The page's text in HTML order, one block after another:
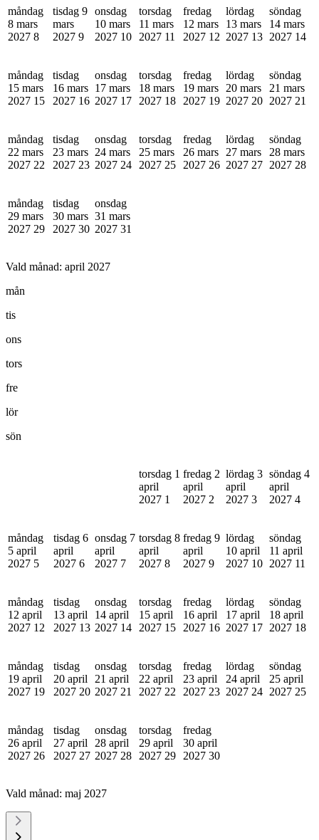
måndag
8 mars
2027 8
tisdag 9
mars
2027 9
onsdag
10 mars
2027 10
torsdag
11 mars
2027 11
fredag
12 mars
2027 12
lördag
13 mars
2027 13
söndag
14 mars
2027 14
måndag
15 mars
2027 15
tisdag
16 mars
2027 16
onsdag
17 mars
2027 17
torsdag
18 mars
2027 18
fredag
19 mars
2027 19
lördag
20 mars
2027 20
söndag
21 mars
2027 21
måndag
22 mars
2027 22
tisdag
23 mars
2027 23
onsdag
24 mars
2027 24
torsdag
25 mars
2027 25
fredag
26 mars
2027 26
lördag
27 mars
2027 27
söndag
28 mars
2027 28
måndag
29 mars
2027 29
tisdag
30 mars
2027 30
onsdag
31 mars
2027 31
Vald månad: april 2027
mån
tis
ons
tors
fre
lör
sön
torsdag 1
april
2027 1
fredag 2
april
2027 2
lördag 3
april
2027 3
söndag 4
april
2027 4
måndag
5 april
2027 5
tisdag 6
april
2027 6
onsdag 7
april
2027 7
torsdag 8
april
2027 8
fredag 9
april
2027 9
lördag
10 april
2027 10
söndag
11 april
2027 11
måndag
12 april
2027 12
tisdag
13 april
2027 13
onsdag
14 april
2027 14
torsdag
15 april
2027 15
fredag
16 april
2027 16
lördag
17 april
2027 17
söndag
18 april
2027 18
måndag
19 april
2027 19
tisdag
20 april
2027 20
onsdag
21 april
2027 21
torsdag
22 april
2027 22
fredag
23 april
2027 23
lördag
24 april
2027 24
söndag
25 april
2027 25
måndag
26 april
2027 26
tisdag
27 april
2027 27
onsdag
28 april
2027 28
torsdag
29 april
2027 29
fredag
30 april
2027 30
Vald månad: maj 2027